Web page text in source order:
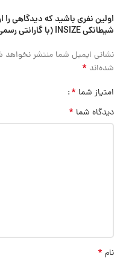
اولین نفری باشید که دیدگاهی
شیطانکی INSIZE (با گارانتی رسمی شرکت اینسایز) مدل 6298-2”
نشانی ایمیل شما منتشر نخواهد
شده‌اند *
امتیاز شما *
دیدگاه شما *
نام *